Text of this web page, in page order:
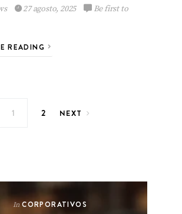
27 agosto, 2025
Be first to
READING
1 2 NEXT
In CORPORATIVOS